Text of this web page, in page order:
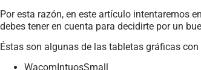
Por esta razón, en este artículo intentaremos
debes tener en cuenta para decidirte por un
Éstas son algunas de las tabletas gráficas
WacomIntuosSmall